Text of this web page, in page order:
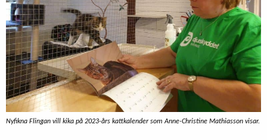
Nyfikna Flingan vill kika på 2023-års kattkalender som Anne-Christine Mathiasson visar.